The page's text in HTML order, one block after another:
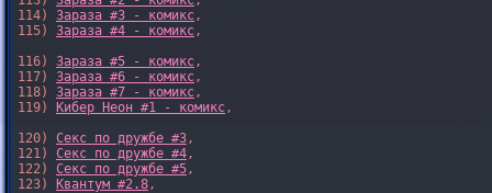
114) Зараза #3 - комикс,
115) Зараза #4 - комикс,
116) Зараза #5 - комикс,
117) Зараза #6 - комикс,
118) Зараза #7 - комикс,
119)
Кибер Неон #1 - комикс,
120) Секс по дружбе #3,
121) Секс по дружбе #4,
122) Секс по дружбе #5,
123)
Квантум #2.8,